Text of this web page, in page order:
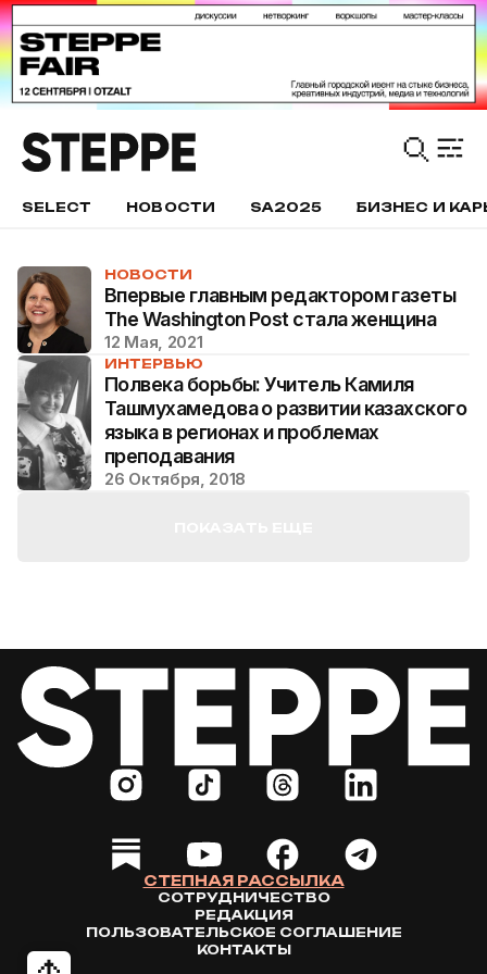
SELECT НОВОСТИ SA2025 БИЗНЕС И
НОВОСТИ
Впервые главным редактором газеты
The Washington Post стала женщина
12 Мая, 2021
ИНТЕРВЬЮ
Полвека борьбы: Учитель Камиля
Ташмухамедова о развитии казахского
языка в регионах и проблемах
преподавания
26 Октября, 2018
СТЕПНАЯ РАССЫЛКА
СОТРУДНИЧЕСТВО
РЕДАКЦИЯ
ПОЛЬЗОВАТЕЛЬСКОЕ СОГЛАШЕНИЕ
КОНТАКТЫ